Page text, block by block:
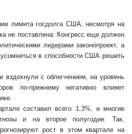
лимита госдолга США, несмотря на
не поставлена: Конгресс еще должен
лидерами законопроект, а
усомниться в способности США решить
вздохнули с облегчением, на уровень
по-прежнему негативно влияет
составил всего 1,3%, и многие
и на второе полугодие. Так,
рост в этом квартале на